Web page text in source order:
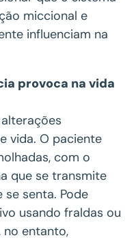
miccional e
influenciam na
provoca na vida
vida. O paciente
com o
que se transmite
senta. Pode
usando fraldas ou
no entanto,